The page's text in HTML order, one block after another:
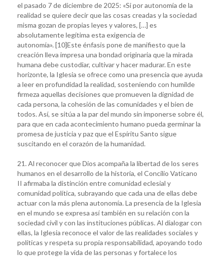
el pasado 7 de diciembre de 2025: «Si por autonomía de la
realidad se quiere decir que las cosas creadas y la sociedad
misma gozan de propias leyes y valores, […] es
absolutamente legítima esta exigencia de
autonomía». [10]Este énfasis pone de manifiesto que la
creación lleva impresa una bondad originaria que la mirada
humana debe custodiar, cultivar y hacer madurar. En este
horizonte, la Iglesia se ofrece como una presencia que ayuda
a leer en profundidad la realidad, sosteniendo con humilde
firmeza aquellas decisiones que promueven la dignidad de
cada persona, la cohesión de las comunidades y el bien de
todos. Así, se sitúa a la par del mundo sin imponerse sobre él,
para que en cada acontecimiento humano pueda germinar la
promesa de justicia y paz que el Espíritu Santo sigue
suscitando en el corazón de la humanidad.
21. Al reconocer que Dios acompaña la libertad de los seres
humanos en el desarrollo de la historia, el Concilio Vaticano
II afirmaba la distinción entre comunidad eclesial y
comunidad política, subrayando que cada una de ellas debe
actuar con la más plena autonomía. La presencia de la Iglesia
en el mundo se expresa así también en su relación con la
sociedad civil y con las instituciones públicas. Al dialogar con
ellas, la Iglesia reconoce el valor de las realidades sociales y
políticas y respeta su propia responsabilidad, apoyando todo
lo que protege la vida de las personas y fortalece los